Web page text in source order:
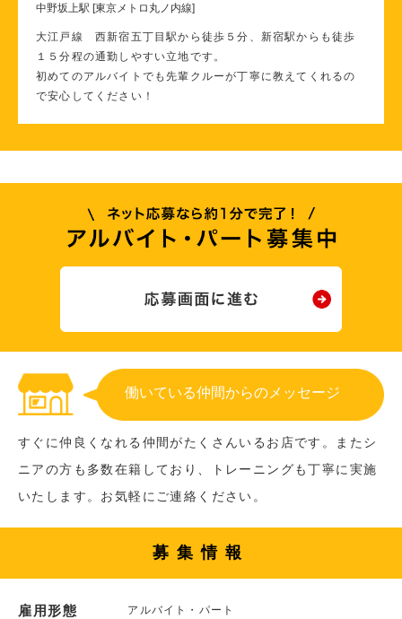
中野坂上駅 [東京メトロ丸ノ内線]
大江戸線 西新宿五丁目駅から徒歩５分、新宿駅からも徒歩
１５分程の通勤しやすい立地です。
初めてのアルバイトでも先輩クルーが丁寧に教えてくれるの
で安心してください！
働いている仲間からのメッセージ
すぐに仲良くなれる仲間がたくさんいるお店です。またシ
ニアの方も多数在籍しており、トレーニングも丁寧に実施
いたします。お気軽にご連絡ください。
募集情報
雇用形態 アルバイト・パート